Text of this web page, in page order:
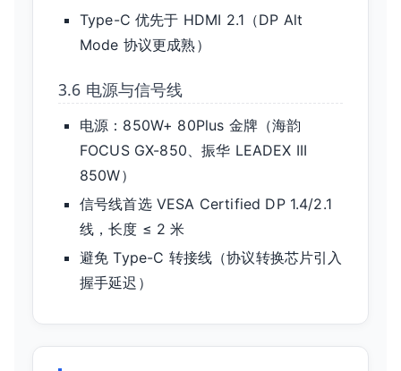
Type-C 优先于 HDMI 2.1（DP Alt
Mode 协议更成熟）
3.6 电源与信号线
电源：850W+ 80Plus 金牌（海韵
FOCUS GX-850、振华 LEADEX III
850W）
信号线首选 VESA Certified DP 1.4/2.1
线，长度 ≤ 2 米
避免 Type-C 转接线（协议转换芯片引入
握手延迟）